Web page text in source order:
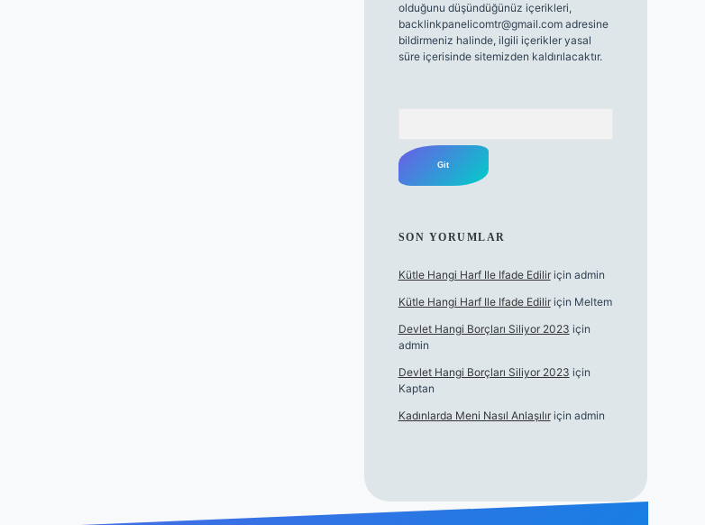
olduğunu düşündüğünüz içerikleri,
backlinkpanelicomtr@gmail.comadresine
bildirmeniz halinde, ilgili içerikler yasal
süre içerisinde sitemizden kaldırılacaktır.
SON YORUMLAR
Kütle Hangi Harf Ile Ifade Ediliriçin admin
Kütle Hangi Harf Ile Ifade Ediliriçin Meltem
Devlet Hangi Borçları Siliyor 2023 için
admin
Devlet Hangi Borçları Siliyor 2023 için
Kaptan
Kadınlarda Meni Nasıl Anlaşılıriçin admin